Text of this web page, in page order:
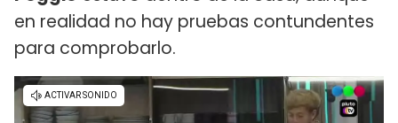
en realidad no hay pruebas contundentes
para comprobarlo.